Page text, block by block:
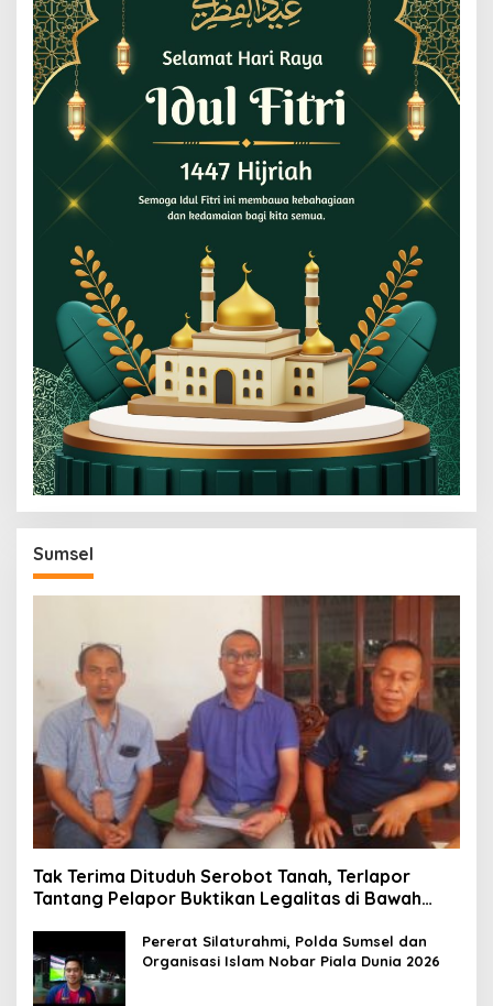
Sumsel
Tak Terima Dituduh Serobot Tanah, Terlapor
Tantang Pelapor Buktikan Legalitas di Bawah
Pererat Silaturahmi, Polda Sumsel dan
Organisasi Islam Nobar Piala Dunia 2026